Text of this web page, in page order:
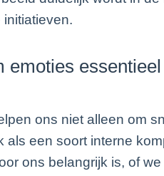
emoties
ons niet alleen om
als een soort interne
ons belangrijk is, of